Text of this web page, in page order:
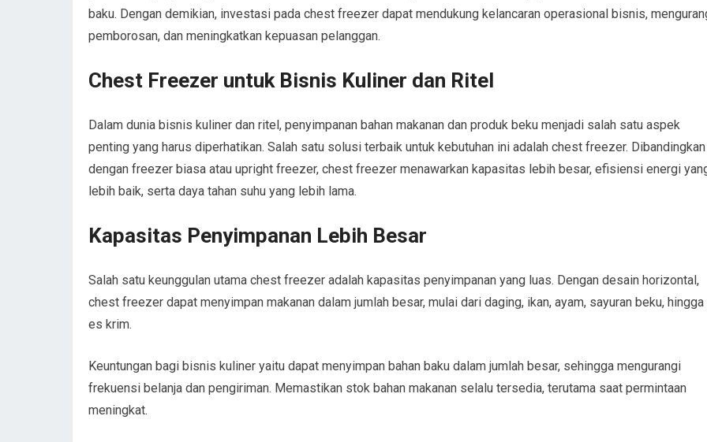
baku. Dengan demikian, investasi pada chest freezer dapat mendukung kelancaran operasional bisnis,
pemborosan, dan meningkatkan kepuasan pelanggan.
Chest Freezer untuk Bisnis Kuliner dan Ritel
Dalam dunia bisnis kuliner dan ritel, penyimpanan bahan makanan dan produk beku menjadi salah satu aspek
penting yang harus diperhatikan. Salah satu solusi terbaik untuk kebutuhan ini adalah chest freezer. Dibandingkan
dengan freezer biasa atau upright freezer, chest freezer menawarkan kapasitas lebih besar, efisiensi energi
lebih baik, serta daya tahan suhu yang lebih lama.
Kapasitas Penyimpanan Lebih Besar
Salah satu keunggulan utama chest freezer adalah kapasitas penyimpanan yang luas. Dengan desain horizontal,
chest freezer dapat menyimpan makanan dalam jumlah besar, mulai dari daging, ikan, ayam, sayuran beku, hingga
es krim.
Keuntungan bagi bisnis kuliner yaitu dapat menyimpan bahan baku dalam jumlah besar, sehingga mengurangi
frekuensi belanja dan pengiriman. Memastikan stok bahan makanan selalu tersedia, terutama saat permintaan
meningkat.